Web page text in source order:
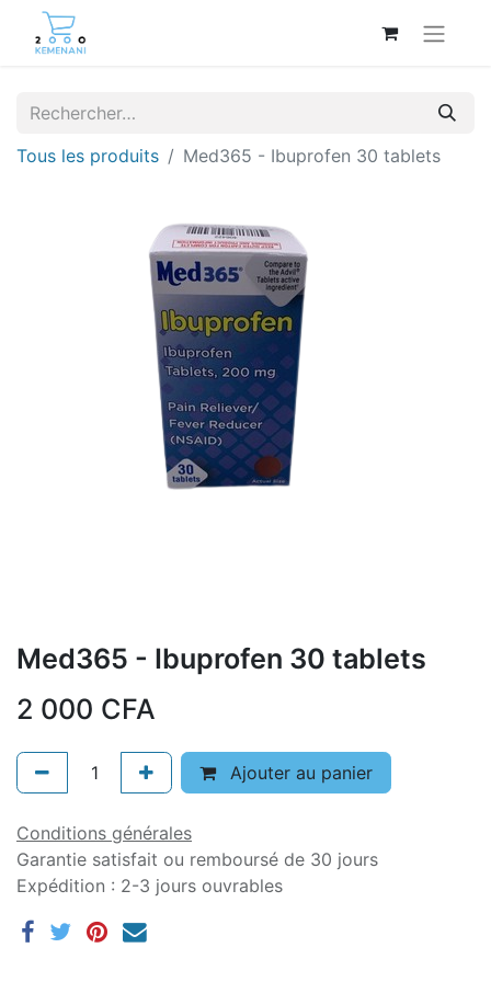
Tous les produits Med365 - Ibuprofen 30 tablets
Med365 - Ibuprofen 30 tablets
2 000 CFA
Ajouter au panier
Conditions générales
Garantie satisfait ou remboursé de 30 jours
Expédition : 2-3 jours ouvrables